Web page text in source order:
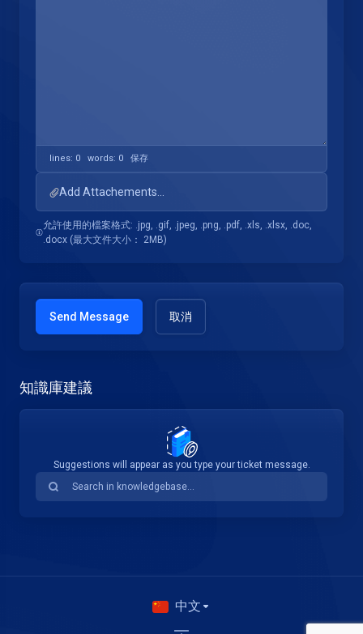
知識庫建議
Suggestions will appear as you type your ticket message.
lines: 0 words: 0 保存
Add Attachements...
允許使用的檔案格式: .jpg, .gif, .jpeg, .png, .pdf, .xls, .xlsx, .doc,
.docx (最大文件大小： 2MB)
取消
中文